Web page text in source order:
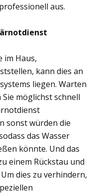
aus.
im Haus,
kann dies an
liegen. Warten
möglichst schnell
sonst würden die
das Wasser
könnte. Und das
einem Rückstau und
dies zu verhindern,